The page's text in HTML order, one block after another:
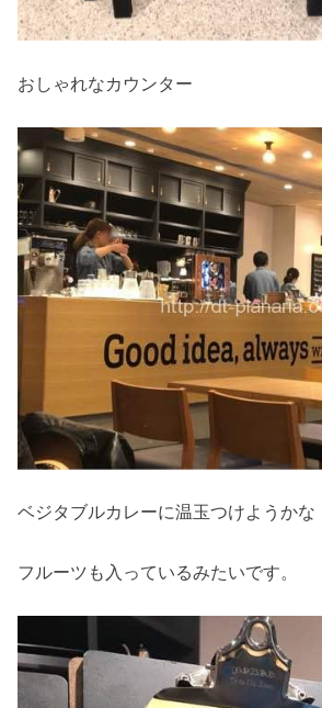
おしゃれなカウンター
ベジタブルカレーに温玉つけようかな
フルーツも入っているみたいです。